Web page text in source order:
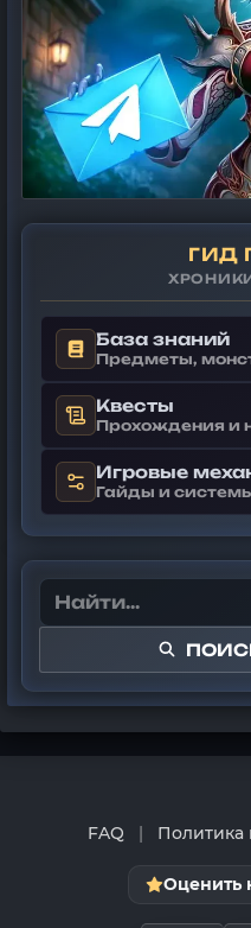
ГИД
ХРОНИКИ
База знаний
Предметы,
Квесты
Прохождения и
Игровые
Гайды и
FAQ | Политика
Оценить